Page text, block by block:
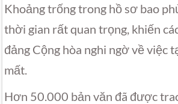
Khoảng trống trong hồ sơ bao
thời gian rất quan trọng, khiến
đảng Cộng hòa nghi ngờ về việc
mất.
Hơn 50.000 bản văn đã được